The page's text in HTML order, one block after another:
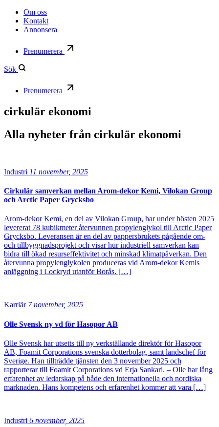
Om oss
Kontakt
Annonsera
Prenumerera
Sök
Prenumerera
cirkulär ekonomi
Alla nyheter från cirkulär ekonomi
Industri 11 november, 2025
Cirkulär samverkan mellan Arom-dekor Kemi, Vilokan Group
och Arctic Paper Grycksbo
Arom-dekor Kemi, en del av Vilokan Group, har under hösten 2025
levererat 78 kubikmeter återvunnen propylenglykol till Arctic Paper
Grycksbo. Leveransen är en del av pappersbrukets pågående om-
och tillbyggnadsprojekt och visar hur industriell samverkan kan
bidra till ökad resurseffektivitet och minskad klimatpåverkan. Den
återvunna propylenglykolen produceras vid Arom-dekor Kemis
anläggning i Lockryd utanför Borås. […]
Karriär 7 november, 2025
Olle Svensk ny vd för Hasopor AB
Olle Svensk har utsetts till ny verkställande direktör för Hasopor
AB, Foamit Corporations svenska dotterbolag, samt landschef för
Sverige. Han tillträdde tjänsten den 3 november 2025 och
rapporterar till Foamit Corporations vd Erja Sankari. – Olle har lång
erfarenhet av ledarskap på både den internationella och nordiska
marknaden. Hans kompetens och erfarenhet kommer att vara […]
Industri 6 november, 2025